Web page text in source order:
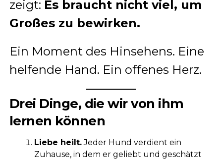
zeigt: Es braucht nicht viel, um
Großes zu bewirken.
Ein Moment des Hinsehens. Eine
helfende Hand. Ein offenes Herz.
Drei Dinge, die wir von ihm
lernen können
Liebe heilt.Jeder Hund verdient ein
Zuhause, in dem er geliebt und geschätzt